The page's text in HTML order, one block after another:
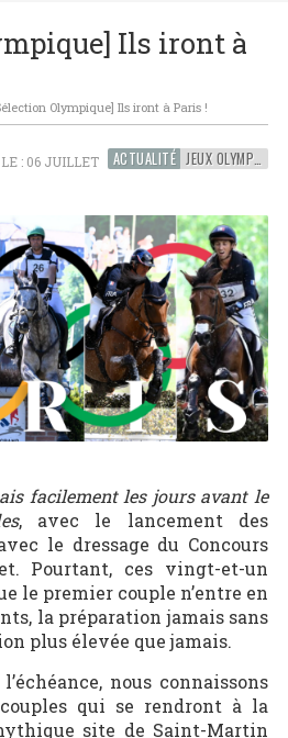
2027 !
Ils iront à
Olympique] Ils iront à Paris !
ACTUALITÉ JEUX OLYMPIQUES
: 06 JUILLET
facilement les jours avant le
, avec le lancement des
le dressage du Concours
Pourtant, ces vingt-et-un
le premier couple n’entre en
la préparation jamais sans
plus élevée que jamais.
nous connaissons
qui se rendront à la
site de Saint-Martin